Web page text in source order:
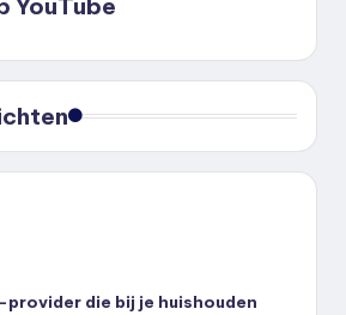
provider die bij je huishouden